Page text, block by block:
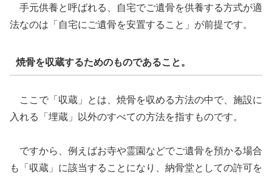
手元供養と呼ばれる、自宅でご遺骨を供養する方式が適
法なのは「自宅にご遺骨を安置すること」が前提です。
焼骨を収蔵するためのものであること。
ここで「収蔵」とは、焼骨を収める方法の中で、施設に
入れる「埋蔵」以外のすべての方法を指すものです。
ですから、例えばお寺や霊園などでご遺骨を預かる場合
も「収蔵」に該当することになり、納骨堂としての許可を